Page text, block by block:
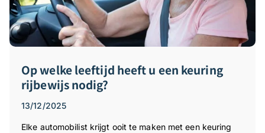
Op welke leeftijd heeft u een keuring
rijbewijs nodig?
13/12/2025
Elke automobilist krijgt ooit te maken met een keuring